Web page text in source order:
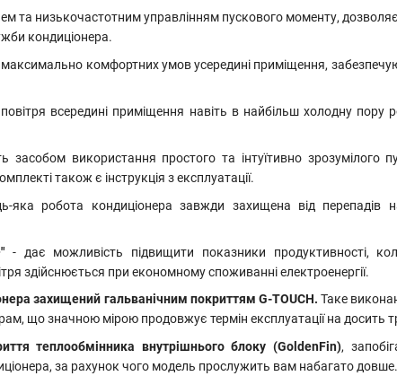
та низькочастотним управлінням пускового моменту,
кондиціонера.
комфортних умов усередині приміщення,
повітря всередині приміщення навіть в найбільш холодну
засобом використання простого та інтуїтивно зрозумілого
також є інструкція з експлуатації.
яка робота кондиціонера завжди захищена від
- дає можливість підвищити показники продуктивності,
здійснюється при економному споживанні електроенергії.
захищений гальванічним покриттям G-TOUCH.Таке
що значною мірою продовжує термін експлуатації на досить
теплообмінника внутрішнього блоку (GoldenFin),
за рахунок чого модель прослужить вам набагато довше.